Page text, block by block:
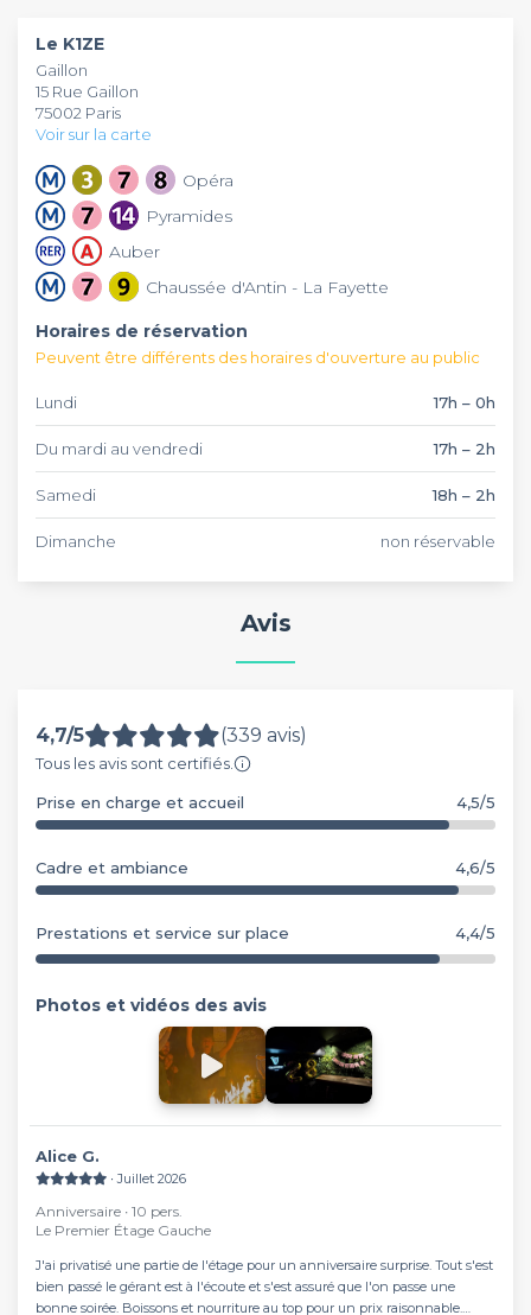
Le K1ZE
Gaillon
15 Rue Gaillon
75002 Paris
Voir sur la carte
Opéra
Pyramides
Auber
Chaussée d'Antin - La Fayette
Horaires de réservation
Peuvent être différents des horaires d'ouverture au public
Lundi 17h – 0h
Du mardi au vendredi 17h – 2h
Samedi 18h – 2h
Dimanche non réservable
Avis
4,7/5 (339 avis)
Tous les avis sont certifiés.
Prise en charge et accueil 4,5/5
Cadre et ambiance 4,6/5
Prestations et service sur place 4,4/5
Photos et vidéos des avis
Alice G.
∙ Juillet 2026
Anniversaire ∙ 10 pers.
Le Premier Étage Gauche
J'ai privatisé une partie de l'étage pour un anniversaire surprise. Tout s'est
bien passé le gérant est à l'écoute et s'est assuré que l'on passe une
bonne soirée. Boissons et nourriture au top pour un prix raisonnable.